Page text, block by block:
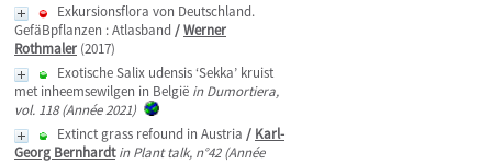
Exkursionsflora von Deutschland.
GefäBpflanzen : Atlasband /Werner
Rothmaler (2017)
Exotische Salix udensis ‘Sekka’ kruist
met inheemsewilgen in België in Dumortiera,
vol. 118 (Année 2021)
Extinct grass refound in Austria / Karl-
Georg Bernhardt in Plant talk, n°42 (Année